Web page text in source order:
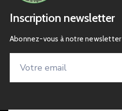
Inscription newsletter
Abonnez-vous à notre newsletter